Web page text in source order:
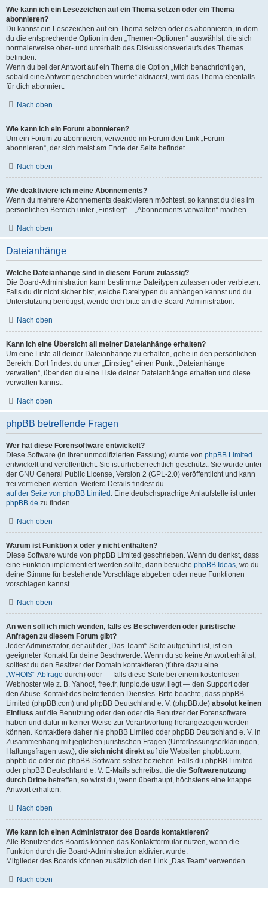
Wie kann ich ein Lesezeichen auf ein Thema setzen oder ein Thema
abonnieren?
Du kannst ein Lesezeichen auf ein Thema setzen oder es abonnieren, in dem
du die entsprechende Option in den „Themen-Optionen“ auswählst, die sich
normalerweise ober- und unterhalb des Diskussionsverlaufs des Themas
befinden.
Wenn du bei der Antwort auf ein Thema die Option „Mich benachrichtigen,
sobald eine Antwort geschrieben wurde“ aktivierst, wird das Thema ebenfalls
für dich abonniert.
Nach oben
Wie kann ich ein Forum abonnieren?
Um ein Forum zu abonnieren, verwende im Forum den Link „Forum
abonnieren“, der sich meist am Ende der Seite befindet.
Nach oben
Wie deaktiviere ich meine Abonnements?
Wenn du mehrere Abonnements deaktivieren möchtest, so kannst du dies im
persönlichen Bereich unter „Einstieg“ – „Abonnements verwalten“ machen.
Nach oben
Dateianhänge
Welche Dateianhänge sind in diesem Forum zulässig?
Die Board-Administration kann bestimmte Dateitypen zulassen oder verbieten.
Falls du dir nicht sicher bist, welche Dateitypen du anhängen kannst und du
Unterstützung benötigst, wende dich bitte an die Board-Administration.
Nach oben
Kann ich eine Übersicht all meiner Dateianhänge erhalten?
Um eine Liste all deiner Dateianhänge zu erhalten, gehe in den persönlichen
Bereich. Dort findest du unter „Einstieg“ einen Punkt „Dateianhänge
verwalten“, über den du eine Liste deiner Dateianhänge erhalten und diese
verwalten kannst.
Nach oben
phpBB betreffende Fragen
Wer hat diese Forensoftware entwickelt?
Diese Software (in ihrer unmodifizierten Fassung) wurde von phpBB Limited
entwickelt und veröffentlicht. Sie ist urheberrechtlich geschützt. Sie wurde unter
der GNU General Public License, Version 2 (GPL-2.0) veröffentlicht und kann
frei vertrieben werden. Weitere Details findest du
auf der Seite von phpBB Limited . Eine deutschsprachige Anlaufstelle ist unter
phpBB.de zu finden.
Nach oben
Warum ist Funktion x oder y nicht enthalten?
Diese Software wurde von phpBB Limited geschrieben. Wenn du denkst, dass
eine Funktion implementiert werden sollte, dann besuche phpBB Ideas, wo du
deine Stimme für bestehende Vorschläge abgeben oder neue Funktionen
vorschlagen kannst.
Nach oben
An wen soll ich mich wenden, falls es Beschwerden oder juristische
Anfragen zu diesem Forum gibt?
Jeder Administrator, der auf der „Das Team“-Seite aufgeführt ist, ist ein
geeigneter Kontakt für deine Beschwerde. Wenn du so keine Antwort erhältst,
solltest du den Besitzer der Domain kontaktieren (führe dazu eine
„WHOIS“-Abfrage durch) oder — falls diese Seite bei einem kostenlosen
Webhoster wie z. B. Yahoo!, free.fr, funpic.de usw. liegt — den Support oder
den Abuse-Kontakt des betreffenden Dienstes. Bitte beachte, dass phpBB
Limited (phpBB.com) und phpBB Deutschland e. V. (phpBB.de) absolut keinen
Einfluss auf die Benutzung oder den oder die Benutzer der Forensoftware
haben und dafür in keiner Weise zur Verantwortung herangezogen werden
können. Kontaktiere daher nie phpBB Limited oder phpBB Deutschland e. V. in
Zusammenhang mit jeglichen juristischen Fragen (Unterlassungserklärungen,
Haftungsfragen usw.), die sich nicht direkt auf die Websiten phpbb.com,
phpbb.de oder die phpBB-Software selbst beziehen. Falls du phpBB Limited
oder phpBB Deutschland e. V. E-Mails schreibst, die die Softwarenutzung
durch Dritte betreffen, so wirst du, wenn überhaupt, höchstens eine knappe
Antwort erhalten.
Nach oben
Wie kann ich einen Administrator des Boards kontaktieren?
Alle Benutzer des Boards können das Kontaktformular nutzen, wenn die
Funktion durch die Board-Administration aktiviert wurde.
Mitglieder des Boards können zusätzlich den Link „Das Team“ verwenden.
Nach oben